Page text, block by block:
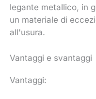
legante metallico, in
un materiale di
all'usura.
Vantaggi e svantaggi
Vantaggi: